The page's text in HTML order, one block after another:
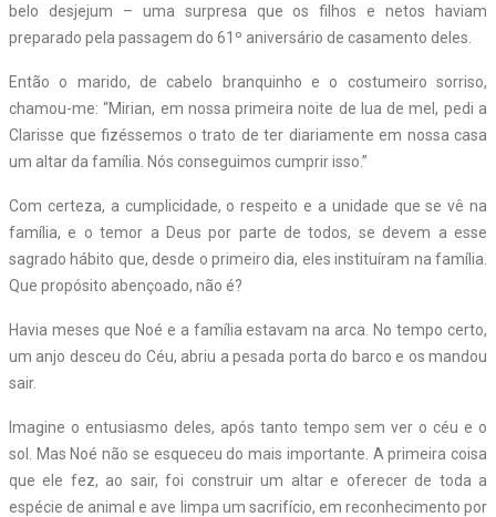
belo desjejum – uma surpresa que os filhos e netos haviam
preparado pela passagem do 61º aniversário de casamento deles.
Então o marido, de cabelo branquinho e o costumeiro sorriso,
chamou-me: “Mirian, em nossa primeira noite de lua de mel, pedi a
Clarisse que fizéssemos o trato de ter diariamente em nossa casa
um altar da família. Nós conseguimos cumprir isso.”
Com certeza, a cumplicidade, o respeito e a unidade que se vê na
família, e o temor a Deus por parte de todos, se devem a esse
sagrado hábito que, desde o primeiro dia, eles instituíram na família.
Que propósito abençoado, não é?
Havia meses que Noé e a família estavam na arca. No tempo certo,
um anjo desceu do Céu, abriu a pesada porta do barco e os mandou
sair.
Imagine o entusiasmo deles, após tanto tempo sem ver o céu e o
sol. Mas Noé não se esqueceu do mais importante. A primeira coisa
que ele fez, ao sair, foi construir um altar e oferecer de toda a
espécie de animal e ave limpa um sacrifício, em reconhecimento por